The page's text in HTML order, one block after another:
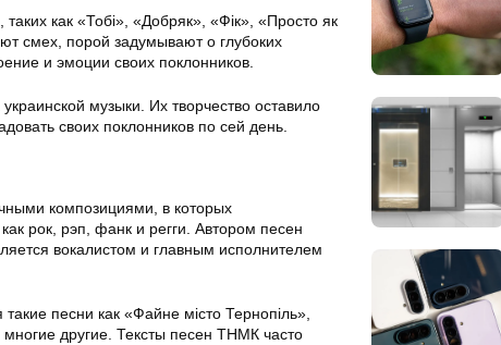
как «Тобі», «Добряк», «Фік», «Просто як
смех, порой задумывают о глубоких
и эмоции своих поклонников.
музыки. Их творчество оставило
своих поклонников по сей день.
композициями, в которых
рок, рэп, фанк и регги. Автором песен
вокалистом и главным исполнителем
песни как «Файне місто Тернопіль»,
другие. Тексты песен ТНМК часто